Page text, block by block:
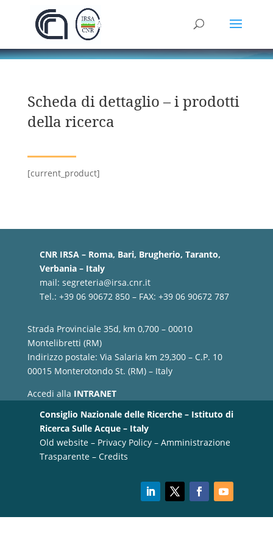
Scheda di dettaglio – i prodotti
della ricerca
[current_product]
CNR IRSA – Roma, Bari, Brugherio, Taranto,
Verbania – Italy
mail: segreteria@irsa.cnr.it
Tel.: +39 06 90672 850 – FAX: +39 06 90672 787
Strada Provinciale 35d, km 0,700 – 00010
Montelibretti (RM)
Indirizzo postale: Via Salaria km 29,300 – C.P. 10
00015 Monterotondo St. (RM) – Italy
Accedi alla INTRANET
Consiglio Nazionale delle Ricerche – Istituto di
Ricerca Sulle Acque – Italy
Old website– Privacy Policy– Amministrazione
Trasparente– Credits